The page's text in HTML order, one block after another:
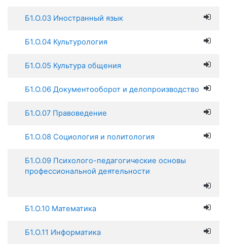
Б1.О.03 Иностранный язык
Б1.О.04 Культурология
Б1.О.05 Культура общения
Б1.О.06 Документооборот и делопроизводство
Б1.О.07 Правоведение
Б1.О.08 Социология и политология
Б1.О.09 Психолого-педагогические основы
профессиональной деятельности
Б1.О.10 Математика
Б1.О.11 Информатика